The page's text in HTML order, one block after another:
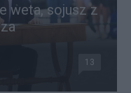
weta, sojusz z
13